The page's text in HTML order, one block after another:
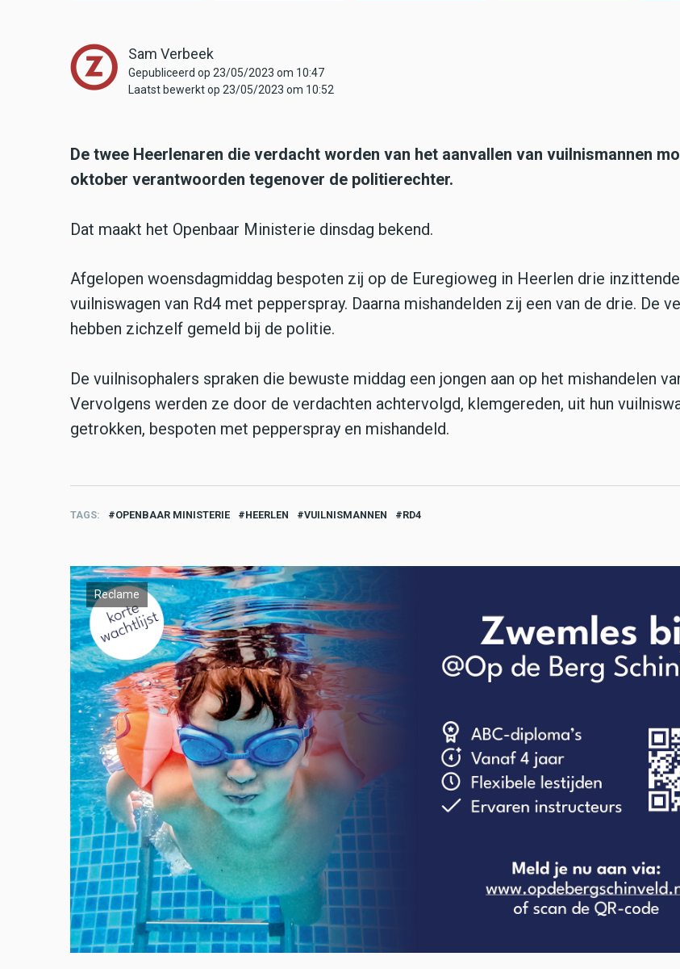
Sam Verbeek
Gepubliceerd op 23/05/2023 om 10:47
Laatst bewerkt op 23/05/2023 om 10:52
De twee Heerlenaren die verdacht worden van het aanvallen van vuilnismannen
oktober verantwoorden tegenover de politierechter.
Dat maakt het Openbaar Ministerie dinsdag bekend.
Afgelopen woensdagmiddag bespoten zij op de Euregioweg in Heerlen drie
vuilniswagen van Rd4 met pepperspray. Daarna mishandelden zij een van de drie. De
hebben zichzelf gemeld bij de politie.
De vuilnisophalers spraken die bewuste middag een jongen aan op het mishandelen
Vervolgens werden ze door de verdachten achtervolgd, klemgereden, uit hun
getrokken, bespoten met pepperspray en mishandeld.
TAGS OPENBAAR MINISTERIE HEERLEN VUILNISMANNEN RD4
Reclame